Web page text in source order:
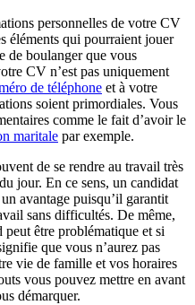
personnelles de votre CV
éléments qui pourraient jouer
de boulanger que vous
CV n’est pas uniquement
de téléphone et à votre
soient primordiales. Vous
comme le fait d’avoir le
maritale par exemple.
de se rendre au travail très
jour. En ce sens, un candidat
avantage puisqu’il garantit
sans difficultés. De même,
être problématique et si
que vous n’aurez pas
vie de famille et vos horaires
vous pouvez mettre en avant
démarquer.